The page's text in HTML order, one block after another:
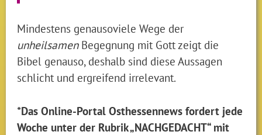
Mindestens genausoviele Wege der
unheilsamenBegegnung mit Gott zeigt die
Bibel genauso, deshalb sind diese Aussagen
schlicht und ergreifend irrelevant.
*Das Online-Portal Osthessennews fordert jede
Woche unter der Rubrik „NACHGEDACHT“ mit